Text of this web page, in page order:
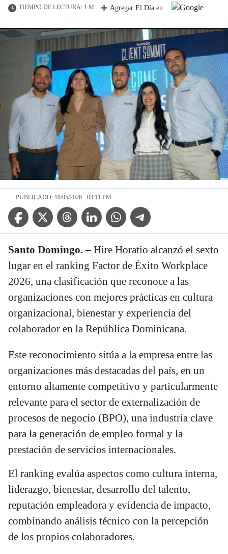
TIEMPO DE LECTURA: 1 M Agregar El Día en
PUBLICADO: 18/05/2026 - 03:11 PM
Facebook IconTwitter IconThreads IconLinkedin IconWhatsApp IconTelegram Icon
Santo Domingo.– Hire Horatio alcanzó el sexto
lugar en el ranking Factor de Éxito Workplace
2026, una clasificación que reconoce a las
organizaciones con mejores prácticas en cultura
organizacional, bienestar y experiencia del
colaborador en la República Dominicana.
Este reconocimiento sitúa a la empresa entre las
organizaciones más destacadas del país, en un
entorno altamente competitivo y particularmente
relevante para el sector de externalización de
procesos de negocio (BPO), una industria clave
para la generación de empleo formal y la
prestación de servicios internacionales.
El ranking evalúa aspectos como cultura interna,
liderazgo, bienestar, desarrollo del talento,
reputación empleadora y evidencia de impacto,
combinando análisis técnico con la percepción
de los propios colaboradores.